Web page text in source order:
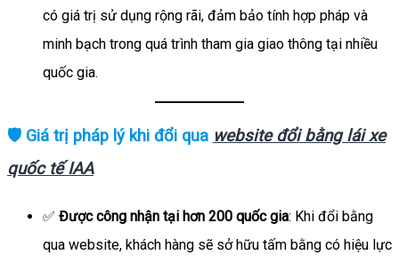
có giá trị sử dụng rộng rãi, đảm bảo tính hợp pháp và
minh bạch trong quá trình tham gia giao thông tại nhiều
quốc gia.
🛡️ Giá trị pháp lý khi đổi qua website đổi bằng lái xe
quốc tế IAA
✅ Được công nhận tại hơn 200 quốc gia: Khi đổi bằng
qua website, khách hàng sẽ sở hữu tấm bằng có hiệu lực